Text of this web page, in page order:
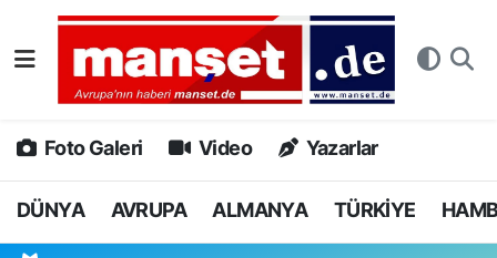
Foto Galeri Video Yazarlar
DÜNYA AVRUPA ALMANYA TÜRKİYE
DÜNYA
AVRUPA
ALMANYA
Nöbetçi Eczaneler
Hava Durumu
Namaz Vakitleri